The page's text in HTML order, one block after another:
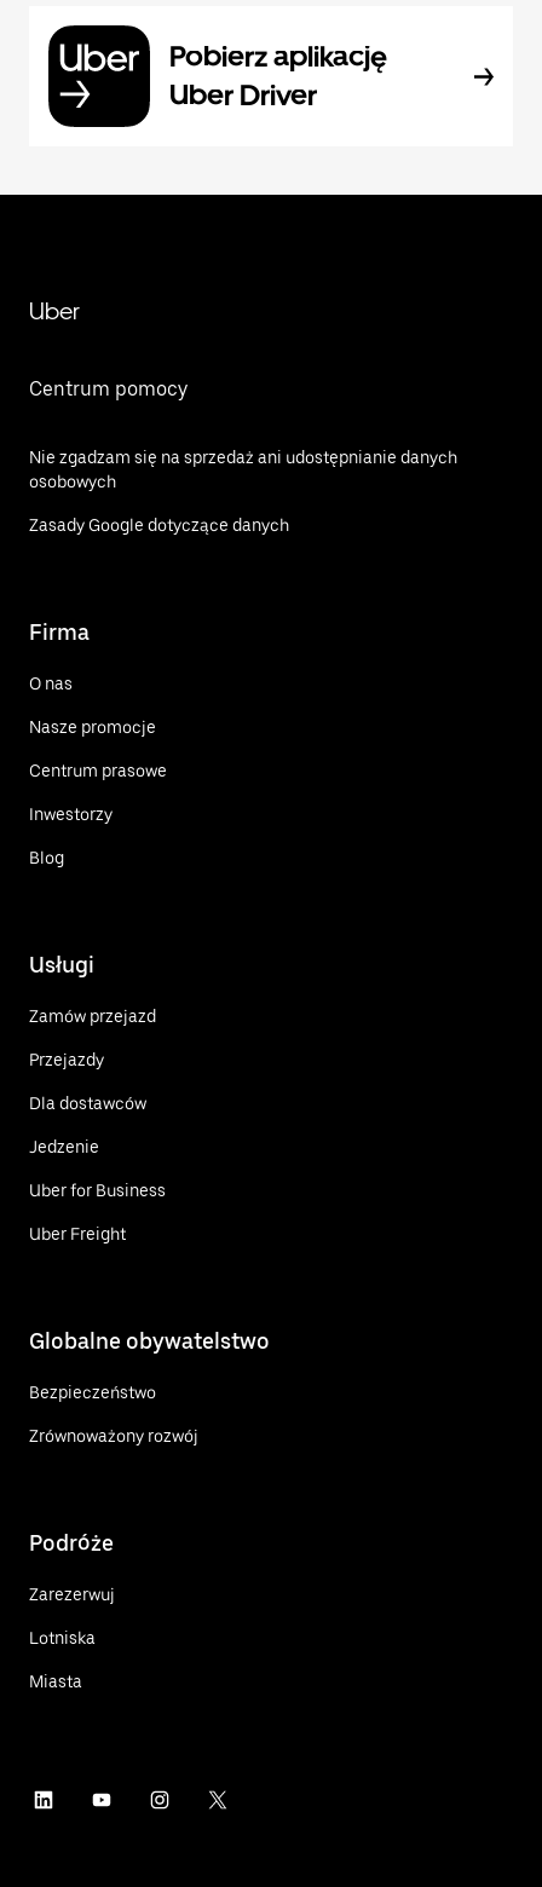
Pobierz aplikację
Uber Driver
Uber
Centrum pomocy
Nie zgadzam się na sprzedaż ani udostępnianie danych
osobowych
Zasady Google dotyczące danych
Firma
O nas
Nasze promocje
Centrum prasowe
Inwestorzy
Blog
Usługi
Zamów przejazd
Przejazdy
Dla dostawców
Jedzenie
Uber for Business
Uber Freight
Globalne obywatelstwo
Bezpieczeństwo
Zrównoważony rozwój
Podróże
Zarezerwuj
Lotniska
Miasta